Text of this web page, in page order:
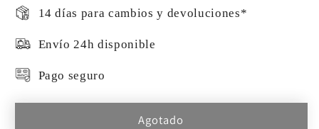
14 días para cambios y devoluciones*
Envío 24h disponible
Pago seguro
Agotado